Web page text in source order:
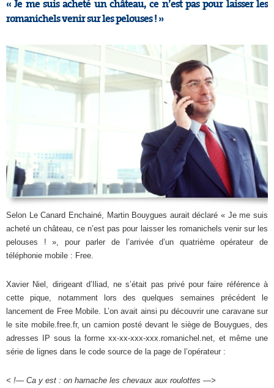
« Je me suis acheté un château, ce n’est pas pour laisser les
romanichels venir sur les pelouses ! »
Selon Le Canard Enchainé, Martin Bouygues aurait déclaré « Je me suis
acheté un château, ce n’est pas pour laisser les romanichels venir sur les
pelouses ! », pour parler de l’arrivée d’un quatrième opérateur de
téléphonie mobile : Free.
Xavier Niel, dirigeant d’Iliad, ne s’était pas privé pour faire référence à
cette pique, notamment lors des quelques semaines précédent le
lancement de Free Mobile. L’on avait ainsi pu découvrir une caravane sur
le site mobile.free.fr, un camion posté devant le siège de Bouygues, des
adresses IP sous la forme xx-xx-xxx-xxx.romanichel.net, et même une
série de lignes dans le code source de la page de l’opérateur :
< !— Ca y est : on harnache les chevaux aux roulottes —>